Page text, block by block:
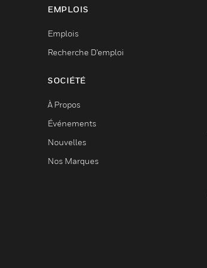
EMPLOIS
Emplois
Recherche D'emploi
SOCIÉTÉ
À Propos
Événements
Nouvelles
Nos Marques